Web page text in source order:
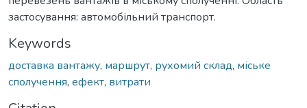
застосування: автомобільний транспорт.
Keywords
доставка вантажу, маршрут, рухомий склад, міське
сполучення, ефект, витрати